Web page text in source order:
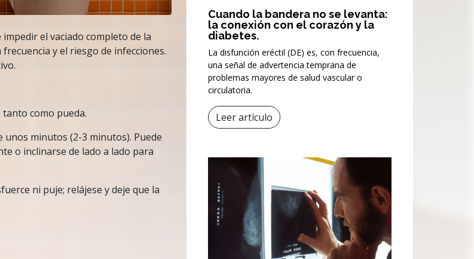
el vaciado completo de la
y el riesgo de infecciones.
tanto como pueda.
unos minutos (2-3 minutos). Puede
o inclinarse de lado a lado para
ni puje; relájese y deje que la
Cuando la bandera no se levanta:
la conexión con el corazón y la
diabetes.
La disfunción eréctil (DE) es, con frecuencia,
una señal de advertencia temprana de
problemas mayores de salud vascular o
circulatoria.
Leer artículo